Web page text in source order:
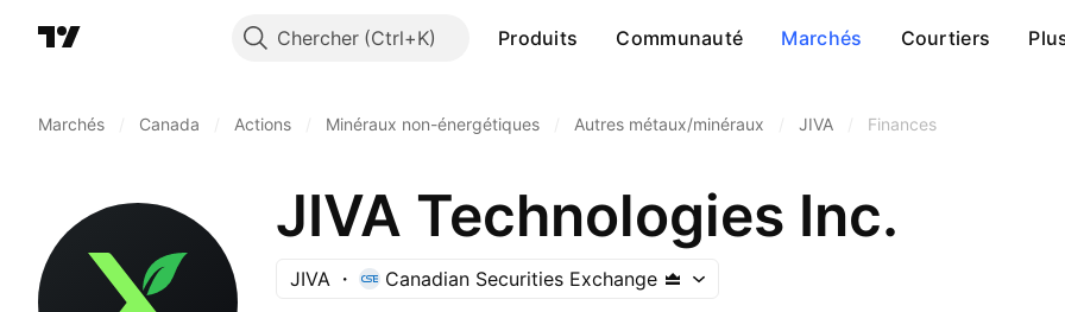
Chercher Produits Communauté Marchés Courtiers
Marchés Canada Actions Minéraux non-énergétiques Autres métaux/minéraux JIVA Finances
JIVA Technologies Inc.
JIVA Canadian Securities Exchange